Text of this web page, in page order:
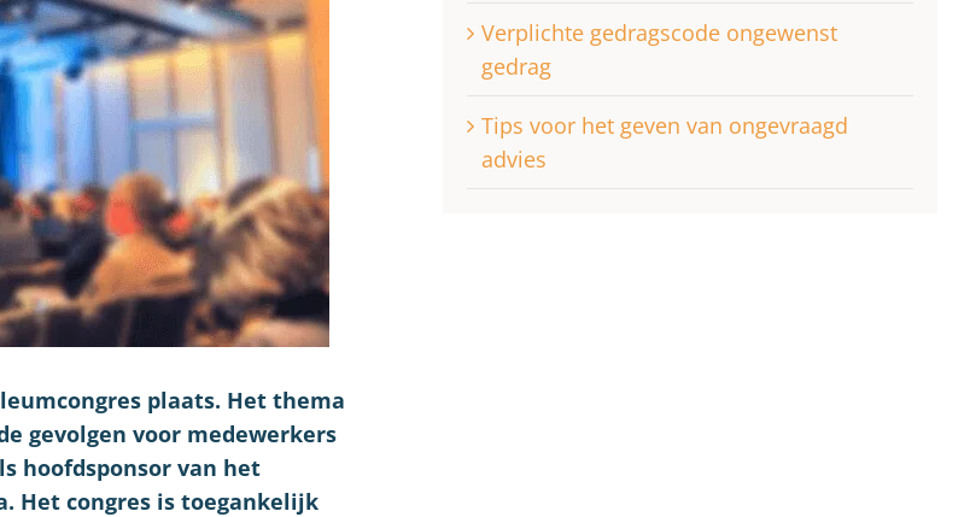
plaats. Het thema
gevolgen voor medewerkers
hoofdsponsor van het
Het congres is toegankelijk
Verplichte gedragscode ongewenst
gedrag
Tips voor het geven van ongevraagd
advies